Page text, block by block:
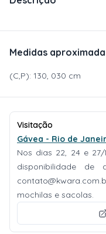
Medidas
(C,P): 130, 030 cm
Visitação
Gávea - Rio de
Nos dias 22, 24 e
disponibilidade de
mochilas e sacolas.